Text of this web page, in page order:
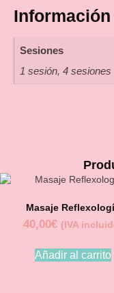
Sesiones
1 sesión, 4 sesiones
Masaje
40,00€ (IVA
Añadir al carrito